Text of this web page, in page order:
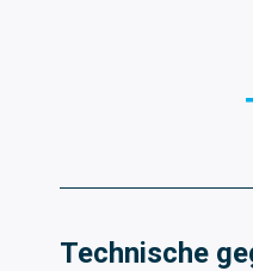
Technische